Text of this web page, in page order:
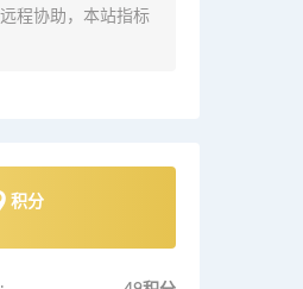
程协助，本站指标
积分